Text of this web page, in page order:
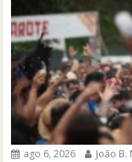
ago 6, 2026 João B.